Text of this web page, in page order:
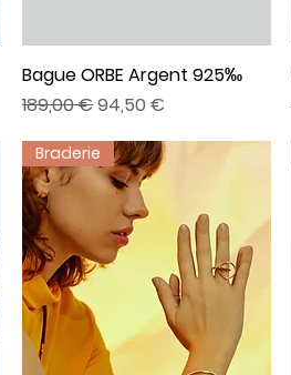
Aperçu rapide
Bague ORBE Argent 925‰
Prix original
189,00 €Prix promotionnel
94,50 €
Braderie